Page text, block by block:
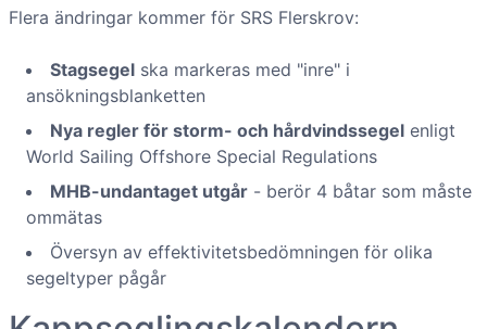
Flera ändringar kommer för SRS Flerskrov:
Stagsegel ska markeras med "inre" i
ansökningsblanketten
Nya regler för storm- och hårdvindssegel enligt
World Sailing Offshore Special Regulations
MHB-undantaget utgår - berör 4 båtar som måste
ommätas
Översyn av effektivitetsbedömningen för olika
segeltyper pågår